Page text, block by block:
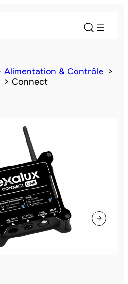
Alimentation & Contrôle
Connect